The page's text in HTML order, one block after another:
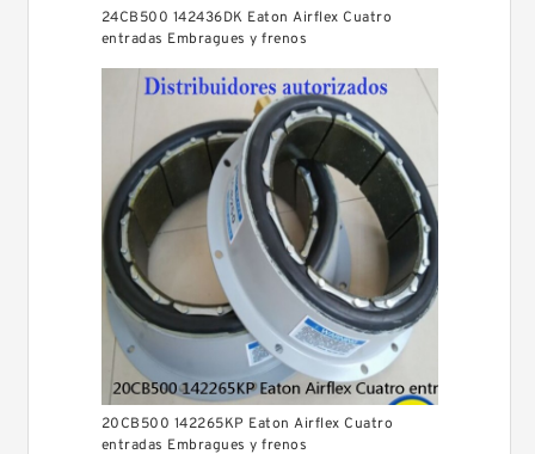
24CB500 142436DK Eaton Airflex Cuatro
entradas Embragues y frenos
20CB500 142265KP Eaton Airflex Cuatro
entradas Embragues y frenos